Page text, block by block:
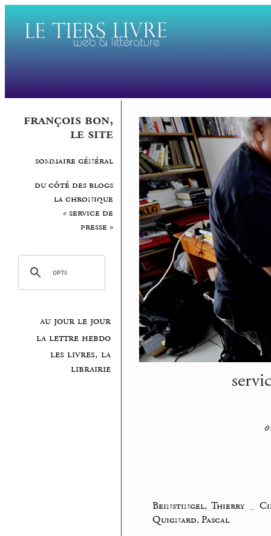
françois bon,
le site
sommaire général
du côté des blogs
la chronique
« service de
presse »
au jour le jour
la lettre hebdo
les livres, la
librairie
Beinstingel, Thierry _
Quignard, Pascal